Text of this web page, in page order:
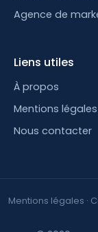
Agence de
Liens utiles
À propos
Mentions légales
Nous contacter
Mentions légales ·